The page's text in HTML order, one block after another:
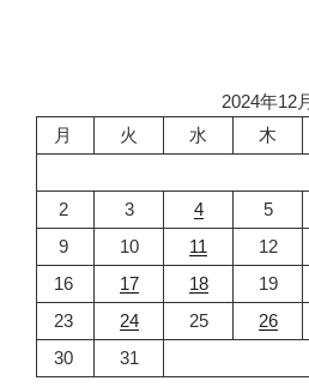
2024年12
月
火 水 木
2
3 4 5
9
10 11 12
16
17 18 19
23
24 25 26
30
31